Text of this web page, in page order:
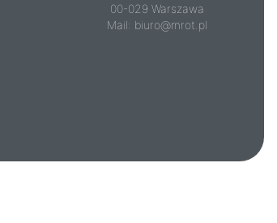
00-029 Warszawa
Mail: biuro@mrot.pl